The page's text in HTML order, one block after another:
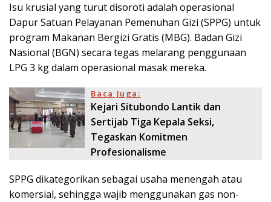
Isu krusial yang turut disoroti adalah operasional
Dapur Satuan Pelayanan Pemenuhan Gizi (SPPG) untuk
program Makanan Bergizi Gratis (MBG). Badan Gizi
Nasional (BGN) secara tegas melarang penggunaan
LPG 3 kg dalam operasional masak mereka.
Baca Juga:
Kejari Situbondo Lantik dan
Sertijab Tiga Kepala Seksi,
Tegaskan Komitmen
Profesionalisme
SPPG dikategorikan sebagai usaha menengah atau
komersial, sehingga wajib menggunakan gas non-